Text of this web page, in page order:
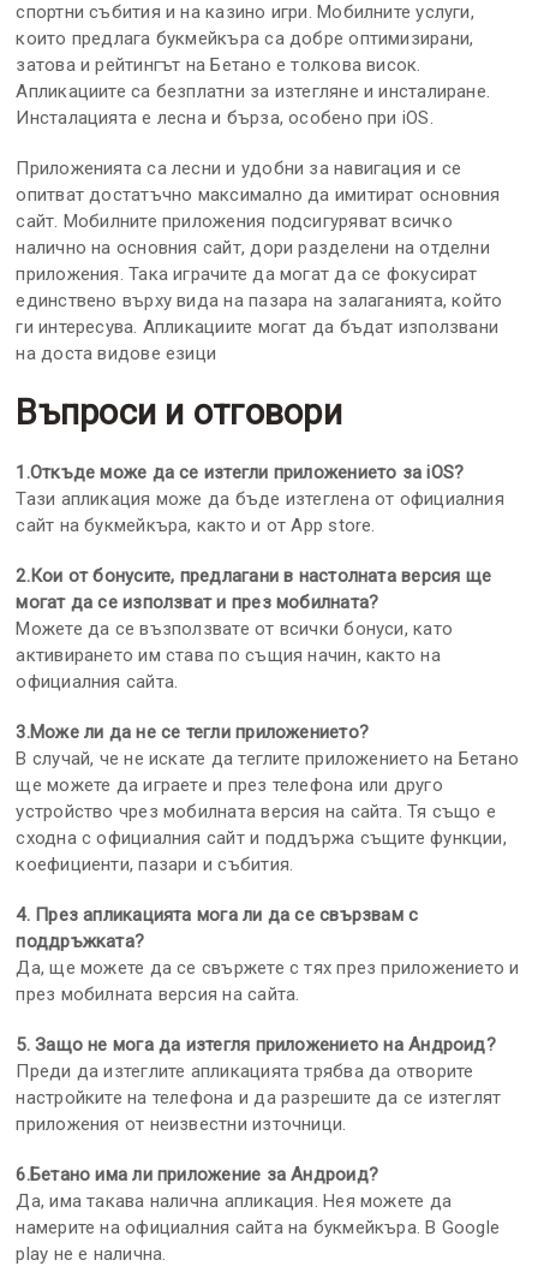
спортни събития и на казино игри. Мобилните услуги,
които предлага букмейкъра са добре оптимизирани,
затова и рейтингът на Бетано е толкова висок.
Апликациите са безплатни за изтегляне и инсталиране.
Инсталацията е лесна и бърза, особено при iOS.
Приложенията са лесни и удобни за навигация и се
опитват достатъчно максимално да имитират основния
сайт. Мобилните приложения подсигуряват всичко
налично на основния сайт, дори разделени на отделни
приложения. Така играчите да могат да се фокусират
единствено върху вида на пазара на залаганията, който
ги интересува. Апликациите могат да бъдат използвани
на доста видове езици
Въпроси и отговори
1.Откъде може да се изтегли приложението за iOS?
Тази апликация може да бъде изтеглена от официалния
сайт на букмейкъра, както и от App store.
2.Кои от бонусите, предлагани в настолната версия ще
могат да се използват и през мобилната?
Можете да се възползвате от всички бонуси, като
активирането им става по същия начин, както на
официалния сайта.
3.Може ли да не се тегли приложението?
В случай, че не искате да теглите приложението на Бетано
ще можете да играете и през телефона или друго
устройство чрез мобилната версия на сайта. Тя също е
сходна с официалния сайт и поддържа същите функции,
коефициенти, пазари и събития.
4. През апликацията мога ли да се свързвам с
поддръжката?
Да, ще можете да се свържете с тях през приложението и
през мобилната версия на сайта.
5. Защо не мога да изтегля приложението на Андроид?
Преди да изтеглите апликацията трябва да отворите
настройките на телефона и да разрешите да се изтеглят
приложения от неизвестни източници.
6.Бетано има ли приложение за Андроид?
Да, има такава налична апликация. Нея можете да
намерите на официалния сайта на букмейкъра. В Google
play не е налична.